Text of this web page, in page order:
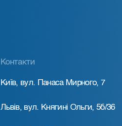
Контакти
Київ, вул. Панаса Мирного, 7
Львів, вул. Княгині Ольги, 5б/36